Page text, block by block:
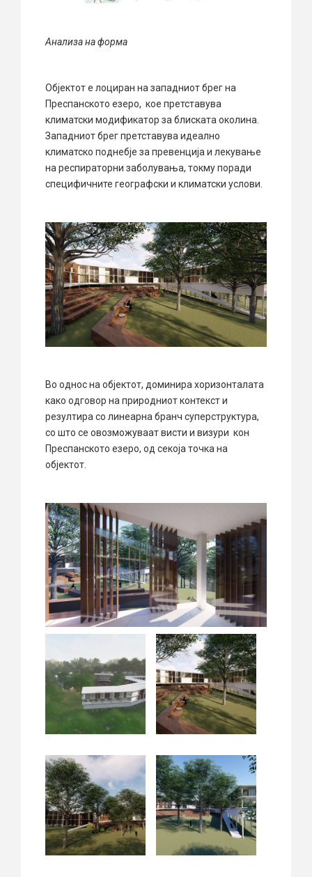
Анализа на форма
Објектот е лоциран на западниот брег на
Преспанското езеро, кое претставува
климатски модификатор за блиската околина.
Западниот брег претставува идеално
климатско поднебје за превенција и лекување
на респираторни заболувања, токму поради
специфичните географски и климатски услови.
Во однос на објектот, доминира хоризонталата
како одговор на природниот контекст и
резултира со линеарна бранч суперструктура,
со што се овозможуваат висти и визури кон
Преспанското езеро, од секоја точка на
објектот.